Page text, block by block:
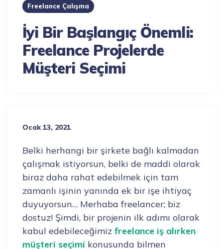
Freelance Çalışma
İyi Bir Başlangıç Önemli:
Freelance Projelerde
Müşteri Seçimi
Ocak 13, 2021
Belki herhangi bir şirkete bağlı kalmadan
çalışmak istiyorsun, belki de maddi olarak
biraz daha rahat edebilmek için tam
zamanlı işinin yanında ek bir işe ihtiyaç
duyuyorsun… Merhaba freelancer; biz
dostuz! Şimdi, bir projenin ilk adımı olarak
kabul edebileceğimiz freelance iş alırken
müşteri seçimi konusunda bilmen